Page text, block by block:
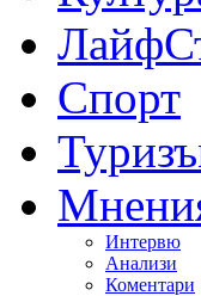
Спорт
Интервю
Анализи
Коментари